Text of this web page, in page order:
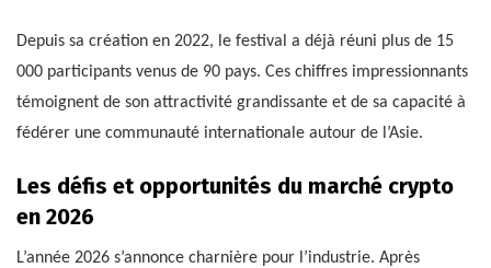
Depuis sa création en 2022, le festival a déjà réuni plus de 15
000 participants venus de 90 pays. Ces chiffres impressionnants
témoignent de son attractivité grandissante et de sa capacité à
fédérer une communauté internationale autour de l’Asie.
Les défis et opportunités du marché crypto
en 2026
L’année 2026 s’annonce charnière pour l’industrie. Après